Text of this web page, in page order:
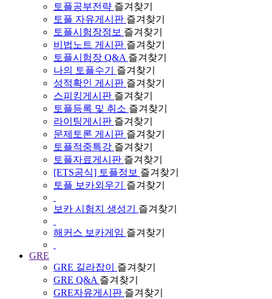
토플공부전략 즐겨찾기
토플 자유게시판 즐겨찾기
토플시험장정보 즐겨찾기
비법노트 게시판 즐겨찾기
토플시험장 Q&A 즐겨찾기
나의 토플수기
즐겨찾기
성적확인 게시판 즐겨찾기
스피킹게시판 즐겨찾기
토플등록 및 취소 즐겨찾기
라이팅게시판 즐겨찾기
문제토론 게시판 즐겨찾기
토플적중특강 즐겨찾기
토플자료게시판 즐겨찾기
[ETS공식] 토플정보 즐겨찾기
토플 보카외우기
즐겨찾기
보카 시험지 생성기 즐겨찾기
해커스 보카게임 즐겨찾기
GRE
GRE 길라잡이
즐겨찾기
GRE Q&A 즐겨찾기
GRE자유게시판 즐겨찾기